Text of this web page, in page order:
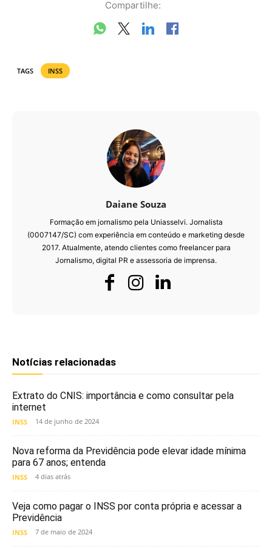
Compartilhe:
TAGS INSS
Daiane Souza
Formação em jornalismo pela Uniasselvi. Jornalista
(0007147/SC) com experiência em conteúdo e marketing desde
2017. Atualmente, atendo clientes como freelancer para
Jornalismo, digital PR e assessoria de imprensa.
Notícias relacionadas
Extrato do CNIS: importância e como consultar pela
internet
INSS 14 de junho de 2024
Nova reforma da Previdência pode elevar idade mínima
para 67 anos; entenda
INSS 4 dias atrás
Veja como pagar o INSS por conta própria e acessar a
Previdência
INSS 7 de maio de 2024